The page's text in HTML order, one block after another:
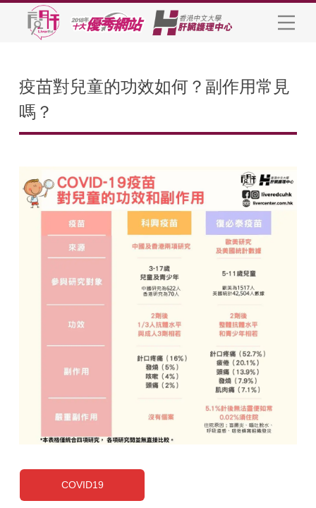
疫苗對兒童的功效如何？副作用常見
嗎？
COVID19